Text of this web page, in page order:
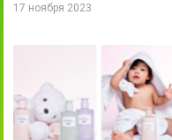
17 ноября 2023